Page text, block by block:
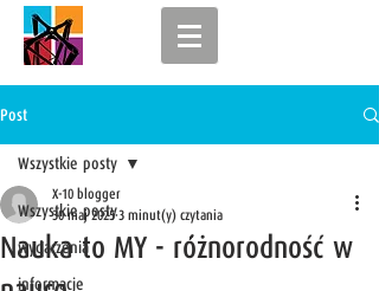
Post
Wszystkie posty
wydarzenia
informacje
Wszystkie posty
Nauka to MY - różnorodność w
X-10 blogger
30 maj 2025 3 minut(y) czytania